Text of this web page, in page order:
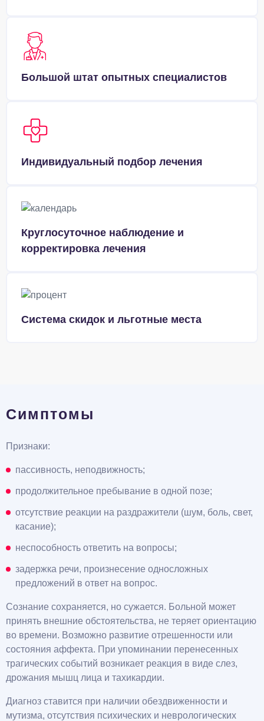
Большой штат опытных специалистов
Индивидуальный подбор лечения
Круглосуточное наблюдение и
корректировка лечения
Система скидок и льготные места
Симптомы
Признаки:
пассивность, неподвижность;
продолжительное пребывание в одной позе;
отсутствие реакции на раздражители (шум, боль, свет,
касание);
неспособность ответить на вопросы;
задержка речи, произнесение односложных
предложений в ответ на вопрос.
Сознание сохраняется, но сужается. Больной может
принять внешние обстоятельства, не теряет ориентацию
во времени. Возможно развитие отрешенности или
состояния аффекта. При упоминании перенесенных
трагических событий возникает реакция в виде слез,
дрожания мышц лица и тахикардии.
Диагноз ставится при наличии обездвиженности и
мутизма, отсутствия психических и неврологических